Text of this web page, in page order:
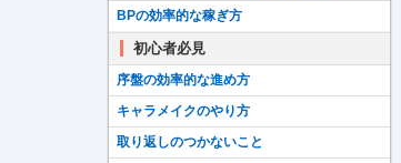
BPの効率的な稼ぎ方
初心者必見
序盤の効率的な進め方
キャラメイクのやり方
取り返しのつかないこと